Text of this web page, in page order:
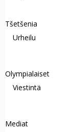
Tšetšenia
Urheilu
Olympialaiset
Viestintä
Mediat